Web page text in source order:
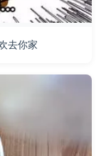
去你家